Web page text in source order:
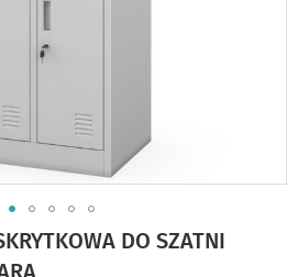
DO SZATNI